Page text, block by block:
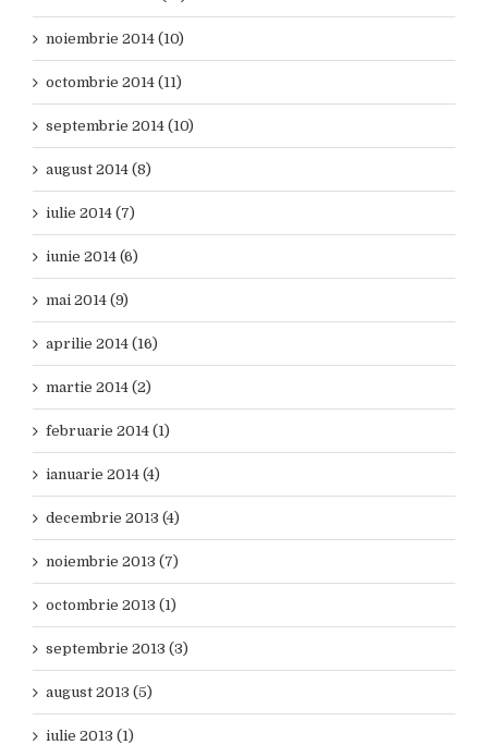
noiembrie 2014 (10)
octombrie 2014 (11)
septembrie 2014 (10)
august 2014 (8)
iulie 2014 (7)
iunie 2014 (6)
mai 2014 (9)
aprilie 2014 (16)
martie 2014 (2)
februarie 2014 (1)
ianuarie 2014 (4)
decembrie 2013 (4)
noiembrie 2013 (7)
octombrie 2013 (1)
septembrie 2013 (3)
august 2013 (5)
iulie 2013 (1)